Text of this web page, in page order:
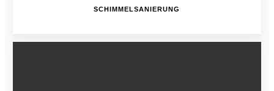
SCHIMMELSANIERUNG